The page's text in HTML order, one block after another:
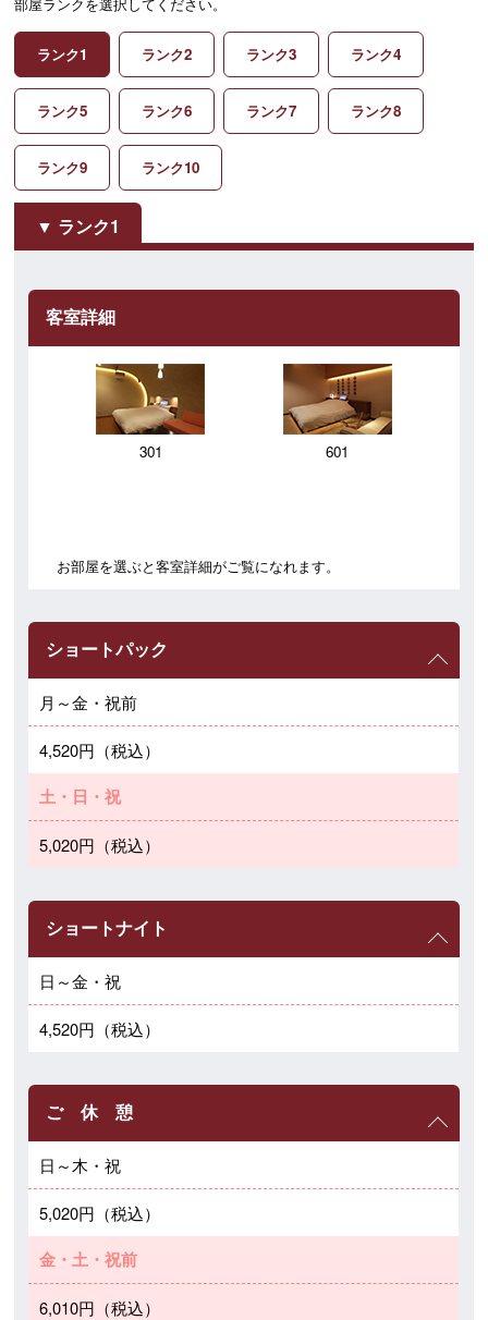
ランク1 ランク2 ランク3 ランク4
ランク5 ランク6 ランク7 ランク8
ランク9 ランク10
ランク1
客室詳細
301 601
お部屋を選ぶと客室詳細がご覧になれます。
ショートパック
月～金・祝前
4,520円（税込）
土・日・祝
5,020円（税込）
ショートナイト
日～金・祝
4,520円（税込）
ご 休 憩
日～木・祝
5,020円（税込）
金・土・祝前
6,010円（税込）